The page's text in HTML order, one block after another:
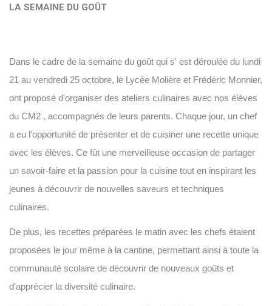
LA SEMAINE DU GOÛT
Dans le cadre de la semaine du goût qui s' est déroulée du lundi
21 au vendredi 25 octobre, le Lycée Molière et Frédéric Monnier,
ont proposé d'organiser des ateliers culinaires avec nos élèves
du CM2 , accompagnés de leurs parents. Chaque jour, un chef
a eu l'opportunité de présenter et de cuisiner une recette unique
avec les élèves. Ce fût une merveilleuse occasion de partager
un savoir-faire et la passion pour la cuisine tout en inspirant les
jeunes à découvrir de nouvelles saveurs et techniques
culinaires.
De plus, les recettes préparées le matin avec les chefs étaient
proposées le jour même à la cantine, permettant ainsi à toute la
communauté scolaire de découvrir de nouveaux goûts et
d'apprécier la diversité culinaire.